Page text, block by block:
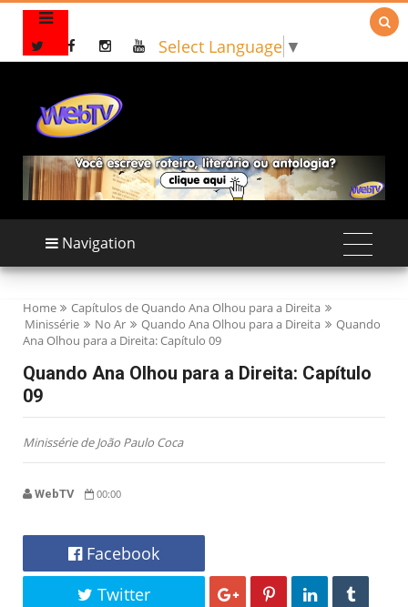
Select Language ▼

Navigation
Home
Capítulos de Quando Ana Olhou para a Direita
Minissérie
No Ar Quando Ana Olhou para a Direita
Quando
Ana Olhou para a Direita: Capítulo 09
Quando Ana Olhou para a Direita: Capítulo
09
Minissérie de João Paulo Coca
WebTV 00:00
Facebook
Twitter